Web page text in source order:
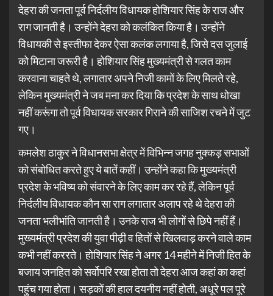
देहरा की जनता पूर्व निर्दलीय विधायक होशियार सिंह के राज और
राग जानती है। उन्होंने देहरा को कलंकित किया है। उन्होंने
विधायकी से इस्तीफा देकर ऐसा कलंक लगाया है, जिसे दस जुलाई
को मिटाना जरूरी है। होशियार सिंह मुख्यमंत्री से गलत काम
करवाना चाहते थे, लगातार अपने निजी कामों के लिए मिलते रहे,
लेकिन मुख्यमंत्री ने जब मना कर दिया कि प्रदेश के साथ धोखा
नहीं करूंगा तो पूर्व विधायक सरकार गिराने की साजिश रचने में जुट
गए।
कमलेश ठाकुर ने विधानसभा क्षेत्र में विभिन्न जगह नुक्कड़ सभाओं
को संबोधित करते हुए ये बातें कहीं। उन्होंने कहा कि मुख्यमंत्री
प्रदेश के भविष्य को संवारने के लिए काम कर रहे हैं, लेकिन पूर्व
निर्दलीय विधायक कौन सा राग लगातार अलाप रहे थे देहरा की
जनता भलीभांति जानती है। उनके राज भी लोगों से छिपे नहीं हैं।
मुख्यमंत्री प्रदेश की युवा पीढ़ी व हितों से खिलवाड़ करने वाले काम
कभी नहीं कररते। होशियार सिंह ने अगर 14 महीने में निजी हित के
बजाय जनहित को सर्वोपरि रखा होता तो देहरा आज कहां का कहां
पहुंच गया होता। सड़कों की हाल दयनीय नहीं होती, अधूरे पल पूरे